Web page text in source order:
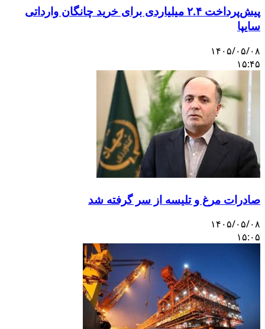
پیش‌پرداخت ۲.۴ میلیاردی برای خرید چانگان وارداتی
سایپا
۱۴۰۵/۰۵/۰۸
۱۵:۴۵
صادرات مرغ و تلیسه از سر گرفته شد
۱۴۰۵/۰۵/۰۸
۱۵:۰۵